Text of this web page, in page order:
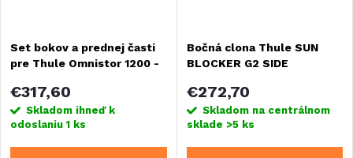
e
p
r
s
p
r
Set bokov a prednej časti
pre Thule Omnistor 1200 -
€317,60
Skladom ihneď k
odoslaniu1 ks
Bočná clona Thule SUN
BLOCKER G2 SIDE
€272,70
Skladom na centrálnom
sklade >5 ks